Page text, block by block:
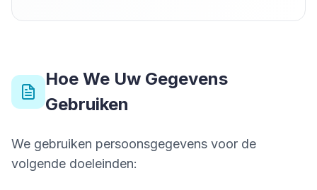
Hoe We Uw Gegevens
Gebruiken
We gebruiken persoonsgegevens voor de
volgende doeleinden: